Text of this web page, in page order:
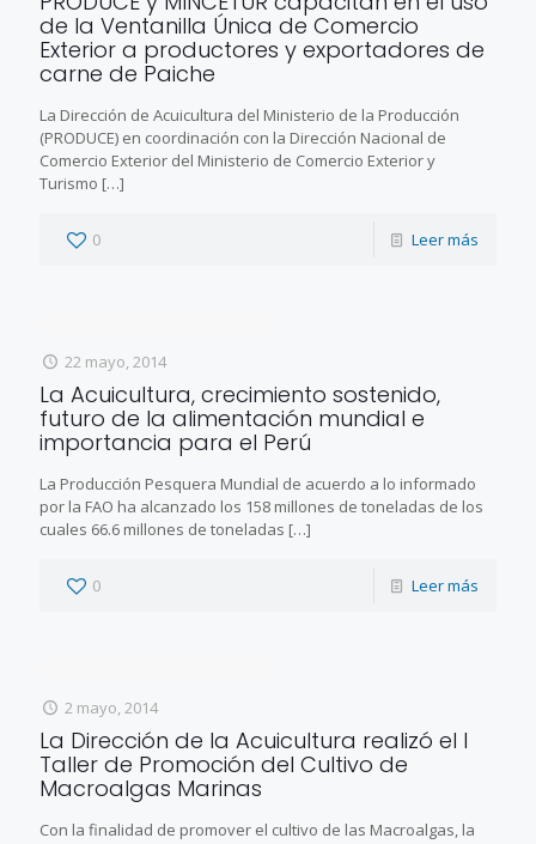
de la Ventanilla Única de Comercio
Exterior a productores y exportadores de
carne de Paiche
La Dirección de Acuicultura del Ministerio de la Producción
(PRODUCE) en coordinación con la Dirección Nacional de
Comercio Exterior del Ministerio de Comercio Exterior y
Turismo […]
0 Leer más
22 mayo, 2014
La Acuicultura, crecimiento sostenido,
futuro de la alimentación mundial e
importancia para el Perú
La Producción Pesquera Mundial de acuerdo a lo informado
por la FAO ha alcanzado los 158 millones de toneladas de los
cuales 66.6 millones de toneladas […]
0 Leer más
2 mayo, 2014
La Dirección de la Acuicultura realizó el I
Taller de Promoción del Cultivo de
Macroalgas Marinas
Con la finalidad de promover el cultivo de las Macroalgas, la